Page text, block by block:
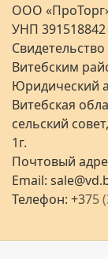
ООО
УНП 391518842
Витебским
Юридический
Витебская
сельский
1г.
Почтовый
Email:
Телефон:+375(